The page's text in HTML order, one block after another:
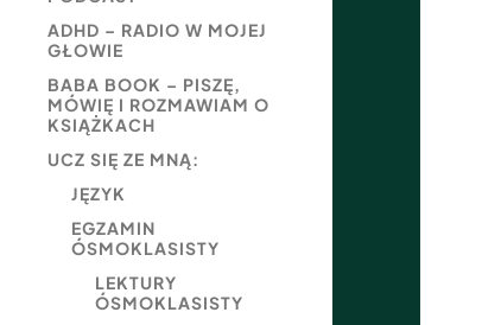
ADHD – RADIO W MOJEJ
GŁOWIE
BABA BOOK – PISZĘ,
MÓWIĘ I ROZMAWIAM O
KSIĄŻKACH
UCZ SIĘ ZE MNĄ:
JĘZYK
EGZAMIN
ÓSMOKLASISTY
LEKTURY
ÓSMOKLASISTY